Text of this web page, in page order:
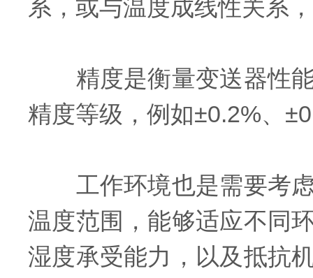
系，或与温度成线性关系
精度是衡量变送器性能
精度等级，例如±0.2%、
工作环境也是需要考虑
温度范围，能够适应不同
湿度承受能力，以及抵抗